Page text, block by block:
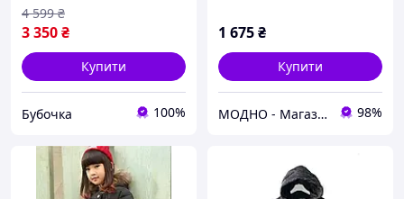
3 350₴
4 599 ₴
Купити
Бубочка 100%
1 675₴
Купити
МОДНО - Магазин дитячого та жіночого одягу та взуття 98%